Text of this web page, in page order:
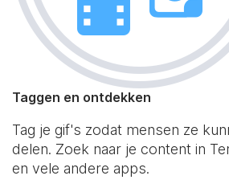
Taggen en ontdekken
Tag je gif's zodat mensen ze
delen. Zoek naar je content in
en vele andere apps.